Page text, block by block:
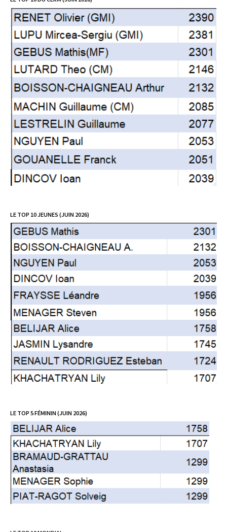
LE TOP 10 JEUNES (JUIN 2026)
LE TOP 5 FÉMININ (JUIN 2026)